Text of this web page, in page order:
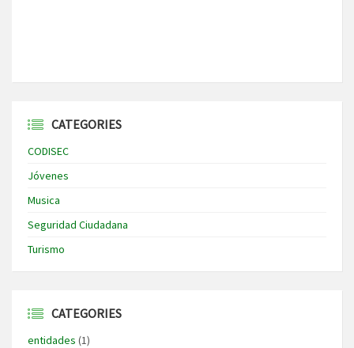
CATEGORIES
CODISEC
Jóvenes
Musica
Seguridad Ciudadana
Turismo
CATEGORIES
entidades (1)